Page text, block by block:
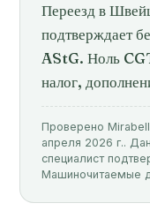
Переезд в
подтверждает
AStG. Ноль
налог,
Проверено
апреля 2026 г..
специалист
Машиночитаемые